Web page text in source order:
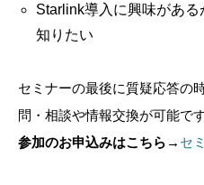
Starlink導入に興味があ
知りたい
セミナーの最後に質疑応答の
問・相談や情報交換が可能です
参加のお申込みはこちら→ セ